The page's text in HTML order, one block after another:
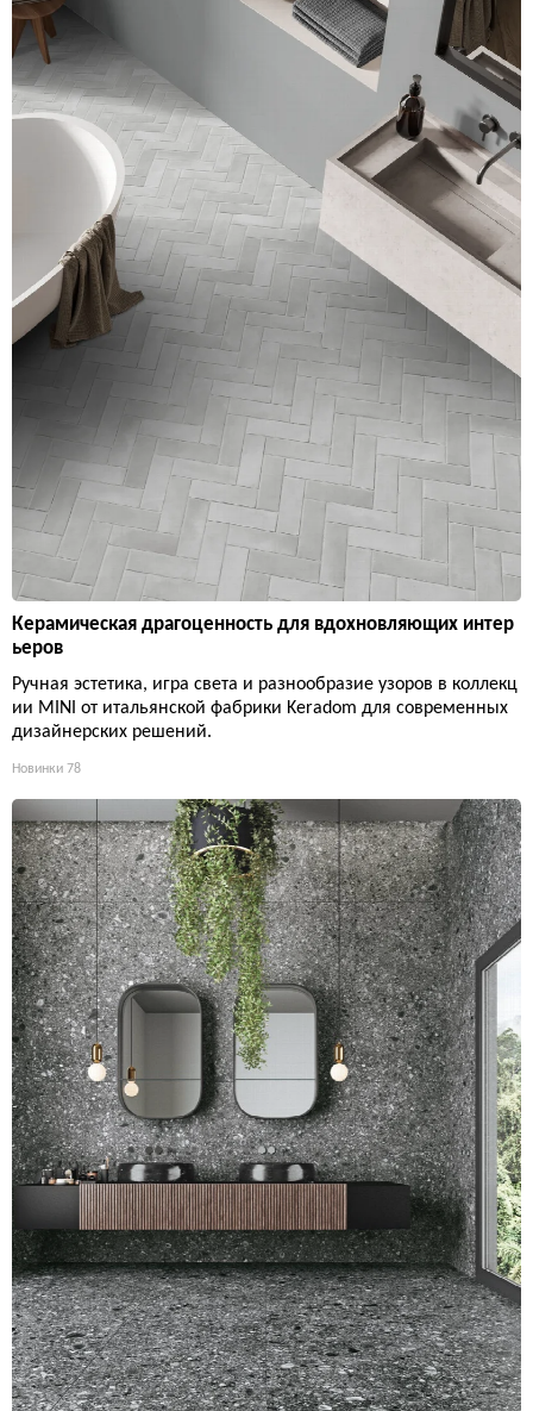
Керамическая драгоценность для вдохновляющих интер
ьеров
Ручная эстетика, игра света и разнообразие узоров в коллекц
ии MINI от итальянской фабрики Keradom для современных
дизайнерских решений.
Новинки 78